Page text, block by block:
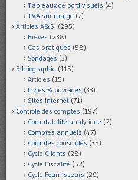
Tableaux de bord visuels (4)
TVA sur marge (7)
Articles A&SI (295)
Brèves (238)
Cas pratiques (58)
Sondages (3)
Bibliographie (115)
Articles (15)
Livres & ouvrages (33)
Sites internet (71)
Contrôle des comptes (197)
Comptabilité analytique (2)
Comptes annuels (47)
Comptes consolidés (35)
Cycle Clients (28)
Cycle Fiscalité (52)
Cycle Fournisseurs (29)